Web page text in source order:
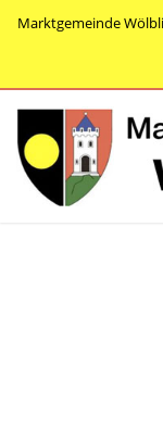
Marktgemeinde